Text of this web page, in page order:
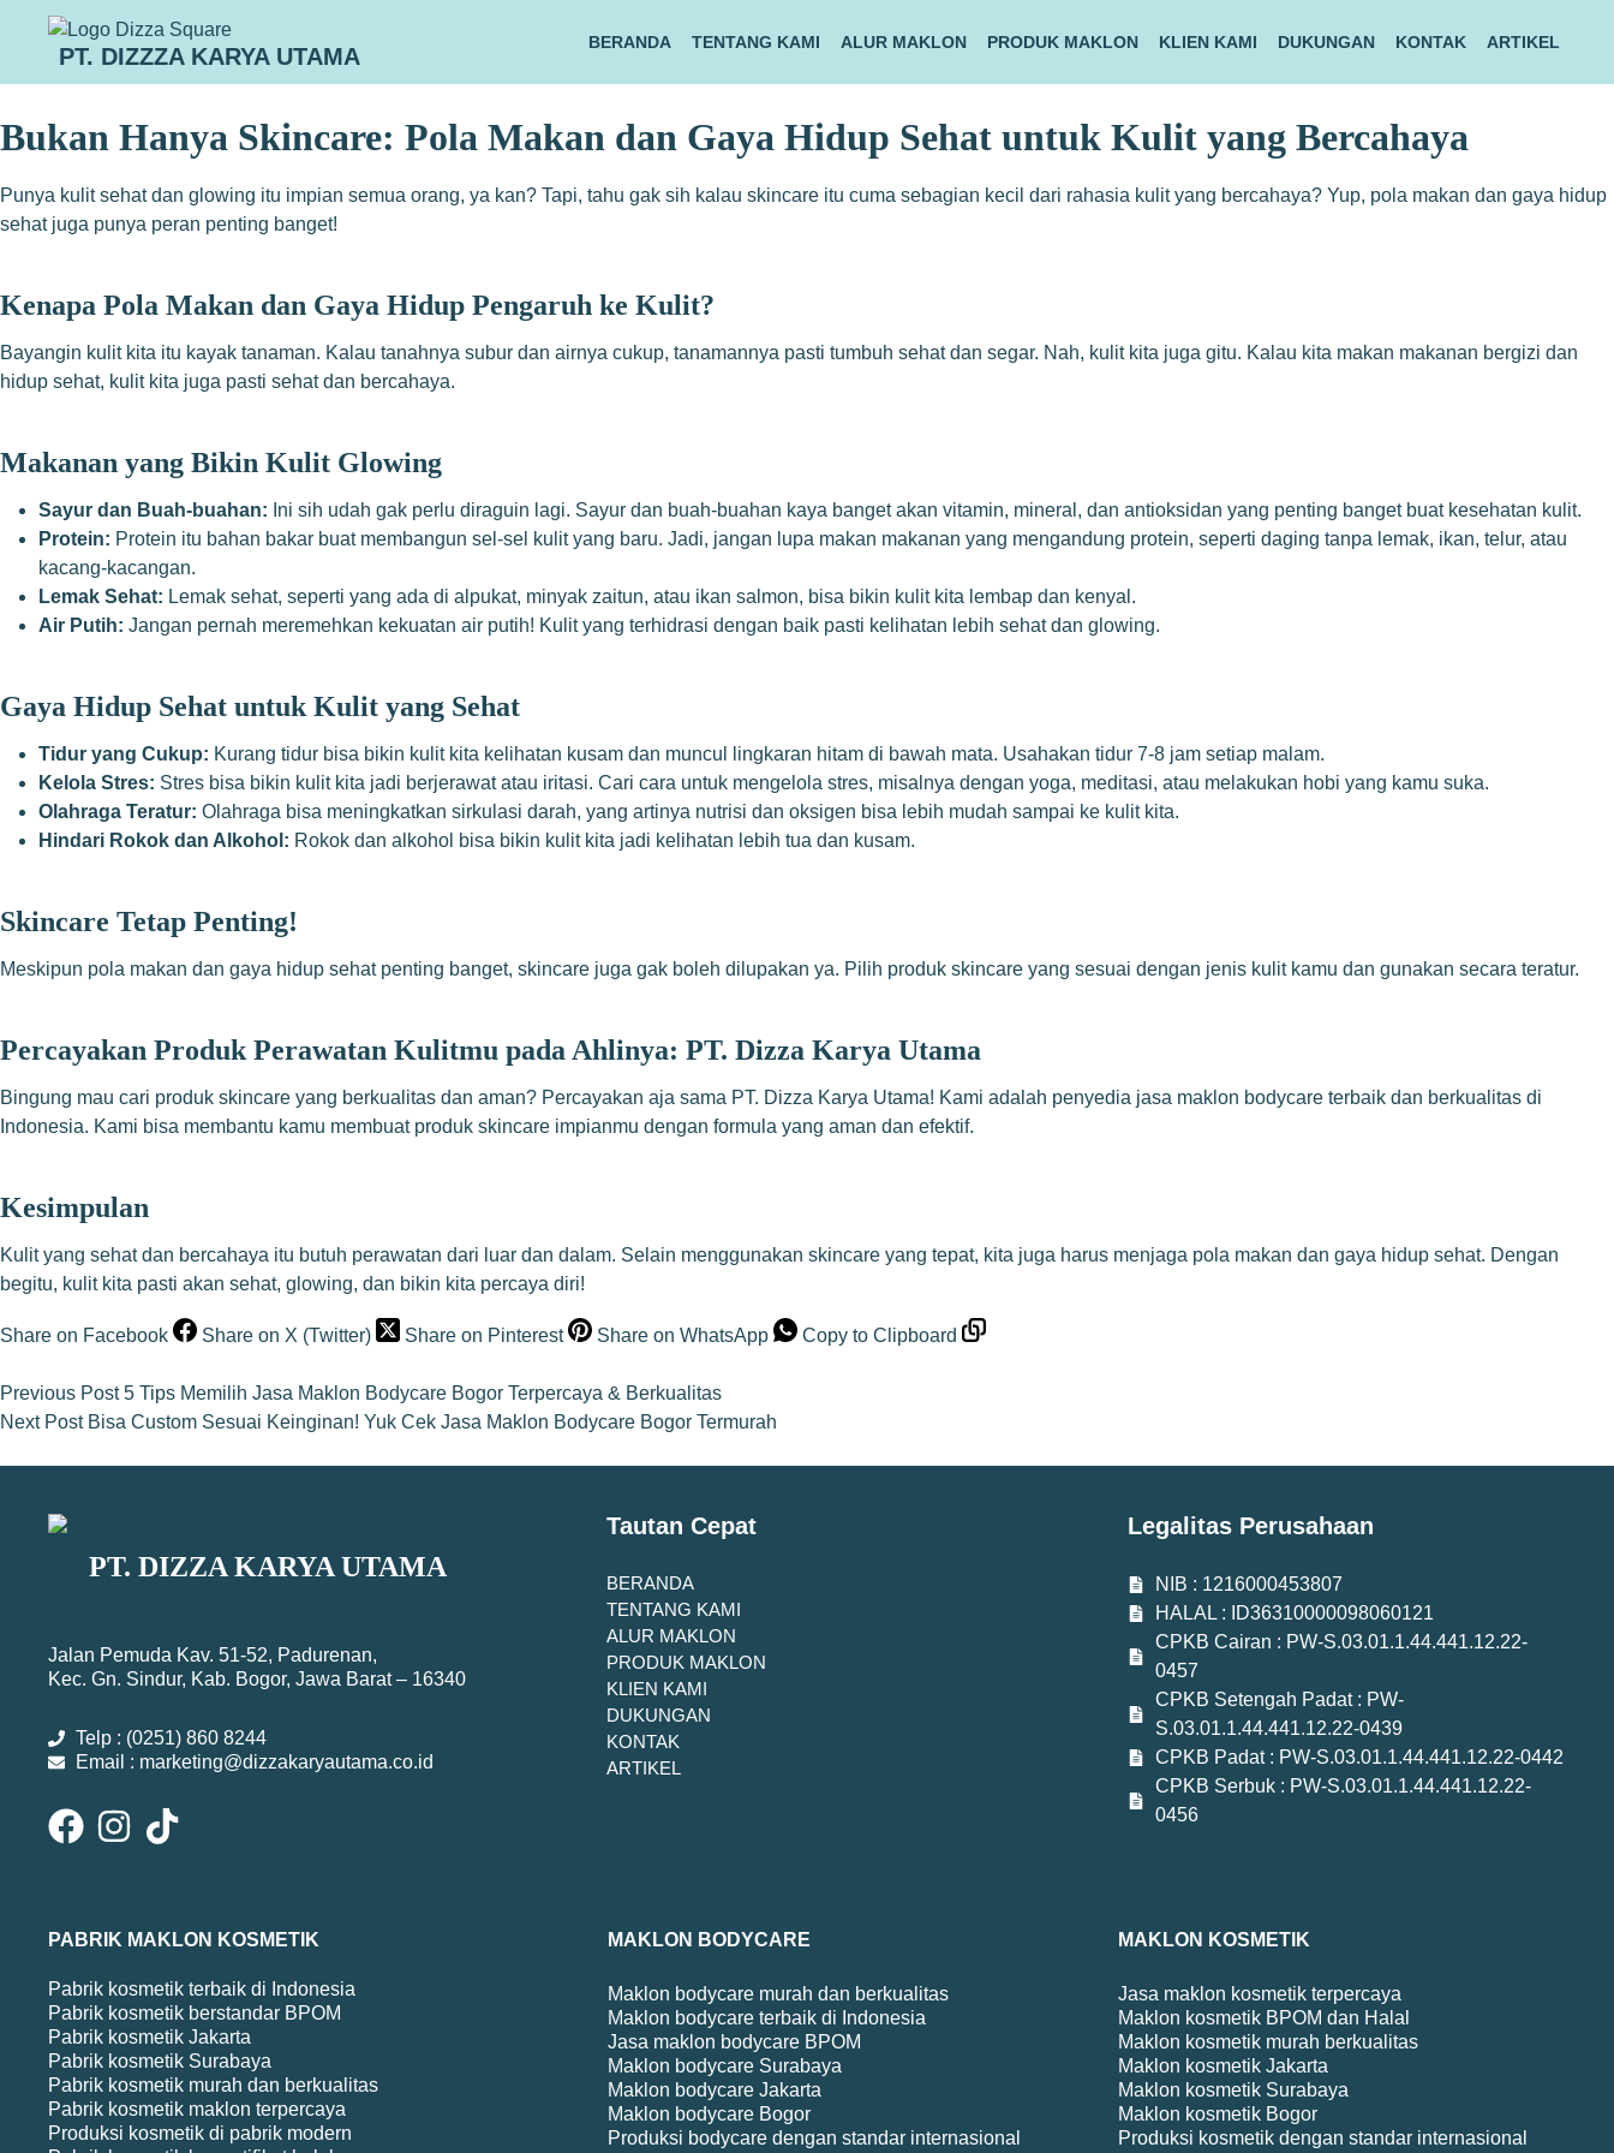
PT. DIZZZA KARYA UTAMA
BERANDA TENTANG KAMI ALUR MAKLON PRODUK MAKLON KLIEN KAMI DUKUNGAN KONTAK ARTIKEL
Bukan Hanya Skincare: Pola Makan dan Gaya Hidup Sehat untuk Kulit yang Bercahaya
Punya kulit sehat dan glowing itu impian semua orang, ya kan? Tapi, tahu gak sih kalau skincare itu cuma sebagian kecil dari rahasia kulit yang bercahaya? Yup, pola makan dan gaya hidup
sehat juga punya peran penting banget!
Kenapa Pola Makan dan Gaya Hidup Pengaruh ke Kulit?
Bayangin kulit kita itu kayak tanaman. Kalau tanahnya subur dan airnya cukup, tanamannya pasti tumbuh sehat dan segar. Nah, kulit kita juga gitu. Kalau kita makan makanan bergizi dan
hidup sehat, kulit kita juga pasti sehat dan bercahaya.
Makanan yang Bikin Kulit Glowing
Sayur dan Buah-buahan: Ini sih udah gak perlu diraguin lagi. Sayur dan buah-buahan kaya banget akan vitamin, mineral, dan antioksidan yang penting banget buat kesehatan kulit.
Protein: Protein itu bahan bakar buat membangun sel-sel kulit yang baru. Jadi, jangan lupa makan makanan yang mengandung protein, seperti daging tanpa lemak, ikan, telur, atau
kacang-kacangan.
Lemak Sehat: Lemak sehat, seperti yang ada di alpukat, minyak zaitun, atau ikan salmon, bisa bikin kulit kita lembap dan kenyal.
Air Putih: Jangan pernah meremehkan kekuatan air putih! Kulit yang terhidrasi dengan baik pasti kelihatan lebih sehat dan glowing.
Gaya Hidup Sehat untuk Kulit yang Sehat
Tidur yang Cukup: Kurang tidur bisa bikin kulit kita kelihatan kusam dan muncul lingkaran hitam di bawah mata. Usahakan tidur 7-8 jam setiap malam.
Kelola Stres: Stres bisa bikin kulit kita jadi berjerawat atau iritasi. Cari cara untuk mengelola stres, misalnya dengan yoga, meditasi, atau melakukan hobi yang kamu suka.
Olahraga Teratur: Olahraga bisa meningkatkan sirkulasi darah, yang artinya nutrisi dan oksigen bisa lebih mudah sampai ke kulit kita.
Hindari Rokok dan Alkohol: Rokok dan alkohol bisa bikin kulit kita jadi kelihatan lebih tua dan kusam.
Skincare Tetap Penting!
Meskipun pola makan dan gaya hidup sehat penting banget, skincare juga gak boleh dilupakan ya. Pilih produk skincare yang sesuai dengan jenis kulit kamu dan gunakan secara teratur.
Percayakan Produk Perawatan Kulitmu pada Ahlinya: PT. Dizza Karya Utama
Bingung mau cari produk skincare yang berkualitas dan aman? Percayakan aja sama PT. Dizza Karya Utama! Kami adalah penyedia jasa maklon bodycare terbaik dan berkualitas di
Indonesia. Kami bisa membantu kamu membuat produk skincare impianmu dengan formula yang aman dan efektif.
Kesimpulan
Kulit yang sehat dan bercahaya itu butuh perawatan dari luar dan dalam. Selain menggunakan skincare yang tepat, kita juga harus menjaga pola makan dan gaya hidup sehat. Dengan
begitu, kulit kita pasti akan sehat, glowing, dan bikin kita percaya diri!
Share on Facebook Share on X (Twitter) Share on Pinterest Share on WhatsApp Copy to Clipboard
Previous Post 5 Tips Memilih Jasa Maklon Bodycare Bogor Terpercaya & Berkualitas
Next Post Bisa Custom Sesuai Keinginan! Yuk Cek Jasa Maklon Bodycare Bogor Termurah
PT. DIZZA KARYA UTAMA
Jalan Pemuda Kav. 51-52, Padurenan,
Kec. Gn. Sindur, Kab. Bogor, Jawa Barat – 16340
Telp : (0251) 860 8244
Email : marketing@dizzakaryautama.co.id
Tautan Cepat
BERANDA
TENTANG KAMI
ALUR MAKLON
PRODUK MAKLON
KLIEN KAMI
DUKUNGAN
KONTAK
ARTIKEL
Legalitas Perusahaan
NIB : 1216000453807
HALAL : ID36310000098060121
CPKB Cairan : PW-S.03.01.1.44.441.12.22-
0457
CPKB Setengah Padat : PW-
S.03.01.1.44.441.12.22-0439
CPKB Padat : PW-S.03.01.1.44.441.12.22-0442
CPKB Serbuk : PW-S.03.01.1.44.441.12.22-
0456
PABRIK MAKLON KOSMETIK
Pabrik kosmetik terbaik di Indonesia
Pabrik kosmetik berstandar BPOM
Pabrik kosmetik Jakarta
Pabrik kosmetik Surabaya
Pabrik kosmetik murah dan berkualitas
Pabrik kosmetik maklon terpercaya
Produksi kosmetik di pabrik modern
MAKLON BODYCARE
Maklon bodycare murah dan berkualitas
Maklon bodycare terbaik di Indonesia
Jasa maklon bodycare BPOM
Maklon bodycare Surabaya
Maklon bodycare Jakarta
Maklon bodycare Bogor
Produksi bodycare dengan standar internasional
MAKLON KOSMETIK
Jasa maklon kosmetik terpercaya
Maklon kosmetik BPOM dan Halal
Maklon kosmetik murah berkualitas
Maklon kosmetik Jakarta
Maklon kosmetik Surabaya
Maklon kosmetik Bogor
Produksi kosmetik dengan standar internasional